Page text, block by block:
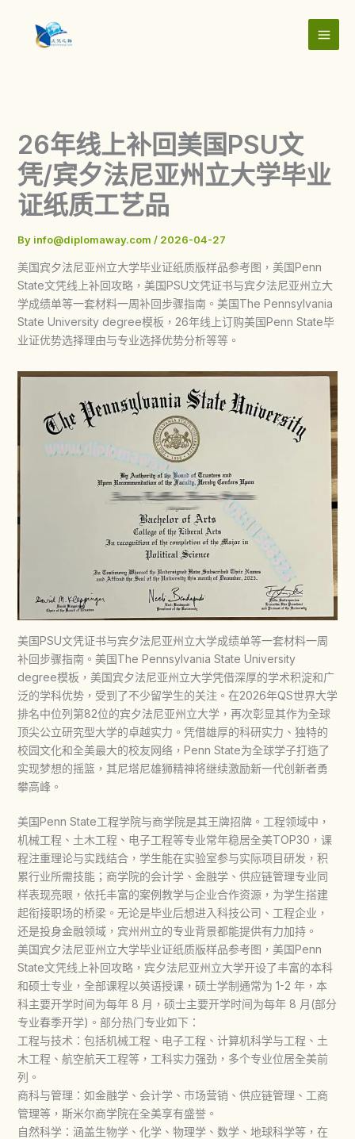
content
26年线上补回美国PSU文
凭/宾夕法尼亚州立大学毕业
证纸质工艺品
By info@diplomaway.com / 2026-04-27
美国宾夕法尼亚州立大学毕业证纸质版样品参考图，美国Penn
State文凭线上补回攻略，美国PSU文凭证书与宾夕法尼亚州立大
学成绩单等一套材料一周补回步骤指南。美国The Pennsylvania
State University degree模板，26年线上订购美国Penn State毕
业证优势选择理由与专业选择优势分析等等。
美国PSU文凭证书与宾夕法尼亚州立大学成绩单等一套材料一周
补回步骤指南。美国The Pennsylvania State University
degree模板，美国宾夕法尼亚州立大学凭借深厚的学术积淀和广
泛的学科优势，受到了不少留学生的关注。在2026年QS世界大学
排名中位列第82位的宾夕法尼亚州立大学，再次彰显其作为全球
顶尖公立研究型大学的卓越实力。凭借雄厚的科研实力、独特的
校园文化和全美最大的校友网络，Penn State为全球学子打造了
实现梦想的摇篮，其尼塔尼雄狮精神将继续激励新一代创新者勇
攀高峰。
美国Penn State工程学院与商学院是其王牌招牌。工程领域中，
机械工程、土木工程、电子工程等专业常年稳居全美TOP30，课
程注重理论与实践结合，学生能在实验室参与实际项目研发，积
累行业所需技能；商学院的会计学、金融学、供应链管理专业同
样表现亮眼，依托丰富的案例教学与企业合作资源，为学生搭建
起衔接职场的桥梁。无论是毕业后想进入科技公司、工程企业，
还是投身金融领域，宾州州立的专业背景都能提供有力加持。
美国宾夕法尼亚州立大学毕业证纸质版样品参考图，美国Penn
State文凭线上补回攻略，宾夕法尼亚州立大学开设了丰富的本科
和硕士专业，全部课程以英语授课，硕士学制通常为 1-2 年，本
科主要开学时间为每年 8 月，硕士主要开学时间为每年 8 月(部分
专业春季开学)。部分热门专业如下：
工程与技术：包括机械工程、电子工程、计算机科学与工程、土
木工程、航空航天工程等，工科实力强劲，多个专业位居全美前
列。
商科与管理：如金融学、会计学、市场营销、供应链管理、工商
管理等，斯米尔商学院在全美享有盛誉。
自然科学：涵盖生物学、化学、物理学、数学、地球科学等，在